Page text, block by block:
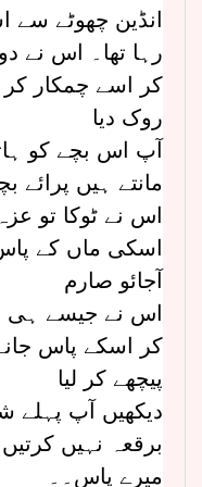
انڈین چھوٹے سے
رہا تھا۔ اس نے
کر اسے چمکار کر
روک دیا
آپ اس بچے کو
مانتے ہیں پرائے
اس نے ٹوکا تو
اسکی ماں کے
آجائو صارم
اس نے جیسے ہی
کر اسکے پاس
پیچھے کر لیا
دیکھیں آپ پہلے
برقعہ نہیں
میرے پاس۔۔